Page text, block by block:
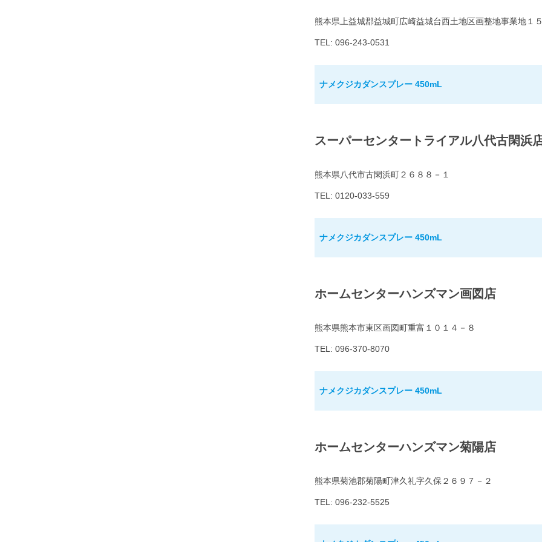
熊本県上益城郡益城町広崎益城台西土地区画整地事業地１
TEL: 096-243-0531
ナメクジカダンスプレー 450mL
スーパーセンタートライアル八代古閑浜
熊本県八代市古閑浜町２６８８－１
TEL: 0120-033-559
ナメクジカダンスプレー 450mL
ホームセンターハンズマン画図店
熊本県熊本市東区画図町重富１０１４－８
TEL: 096-370-8070
ナメクジカダンスプレー 450mL
ホームセンターハンズマン菊陽店
熊本県菊池郡菊陽町津久礼字久保２６９７－２
TEL: 096-232-5525